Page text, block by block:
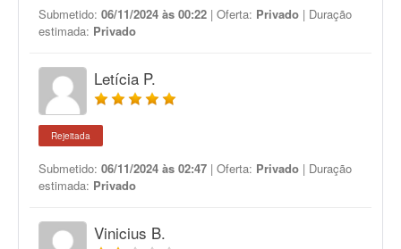
Submetido: 06/11/2024 às 00:22 | Oferta: Privado | Duração
estimada: Privado
Letícia P.
Rejeitada
Submetido: 06/11/2024 às 02:47 | Oferta: Privado | Duração
estimada: Privado
Vinicius B.